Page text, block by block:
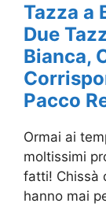
Tazza a
Due
Bianca,
Pacco
Ormai ai
moltissimi
fatti! Chissà
hanno mai